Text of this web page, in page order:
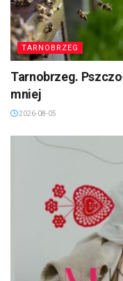
TARNOBRZEG
Tarnobrzeg.
mniej
2026-08-05